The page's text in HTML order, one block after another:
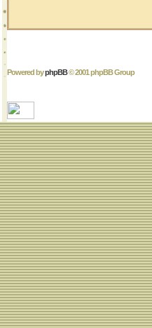
Powered byphpBB© 2001 phpBB Group